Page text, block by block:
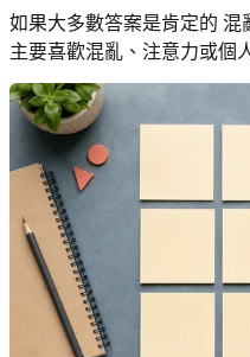
如果大多數答案是肯定的
主要喜歡混亂、注意力或個